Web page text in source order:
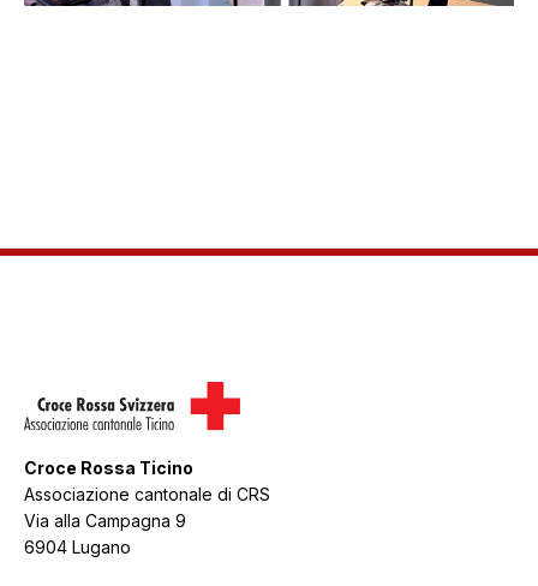
Croce Rossa Ticino
Associazione cantonale di CRS
Via alla Campagna 9
6904 Lugano